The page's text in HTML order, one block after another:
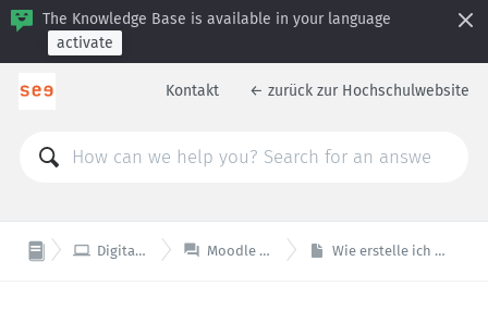
The Knowledge Base is available in your language
activate
Kontakt ← zurück zur Hochschulwebsite
 Digitales & Technik  Moodle - Lernplattform Wie erstelle ich ein Etherpad in Moodle